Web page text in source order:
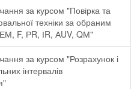
за курсом "Повірка та
техніки за обраним
F, РR, ІR, АUV, QМ"
за курсом "Розрахунок і
інтервалів